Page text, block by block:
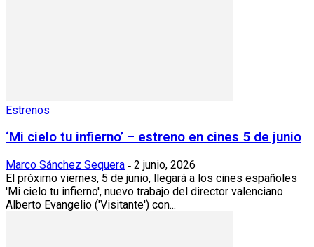
Estrenos
‘Mi cielo tu infierno’ – estreno en cines 5 de junio
Marco Sánchez Sequera - 2 junio, 2026
El próximo viernes, 5 de junio, llegará a los cines españoles
'Mi cielo tu infierno', nuevo trabajo del director valenciano
Alberto Evangelio ('Visitante') con...